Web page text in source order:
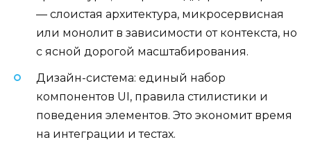
— слоистая архитектура, микросервисная
или монолит в зависимости от контекста, но
с ясной дорогой масштабирования.
Дизайн-система: единый набор
компонентов UI, правила стилистики и
поведения элементов. Это экономит время
на интеграции и тестах.